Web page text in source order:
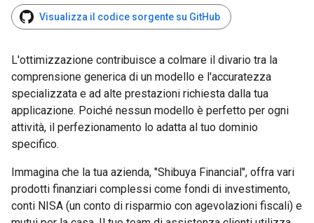
Visualizza il codice sorgente su GitHub
L'ottimizzazione contribuisce a colmare il divario tra la
comprensione generica di un modello e l'accuratezza
specializzata e ad alte prestazioni richiesta dalla tua
applicazione. Poiché nessun modello è perfetto per ogni
attività, il perfezionamento lo adatta al tuo dominio
specifico.
Immagina che la tua azienda, "Shibuya Financial", offra vari
prodotti finanziari complessi come fondi di investimento,
conti NISA (un conto di risparmio con agevolazioni fiscali) e